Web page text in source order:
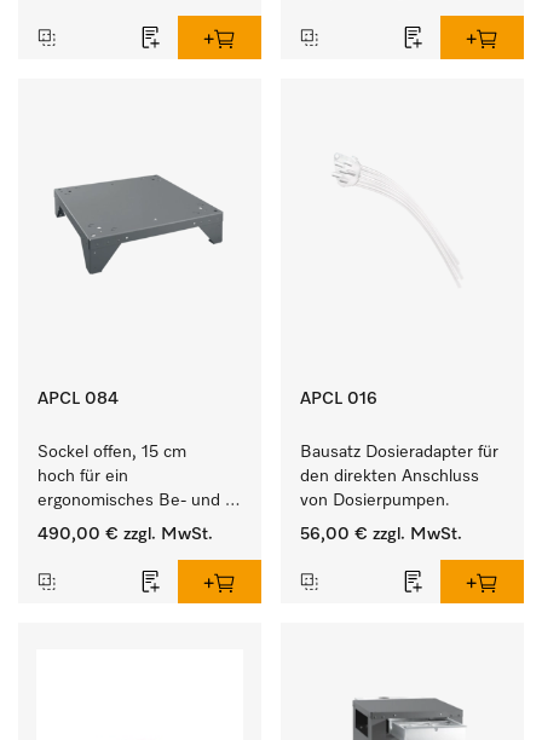
APCL 084
Sockel offen, 15 cm
hoch für ein
ergonomisches Be- und
Entladen von
Trockner.
490,00 € zzgl. MwSt.
APCL 016
Bausatz Dosieradapter für
den direkten Anschluss
von Dosierpumpen.
56,00 € zzgl. MwSt.